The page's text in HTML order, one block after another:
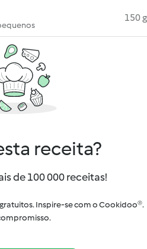
150 g
receita?
de 100 000 receitas!
Inspire-se com o Cookidoo®.